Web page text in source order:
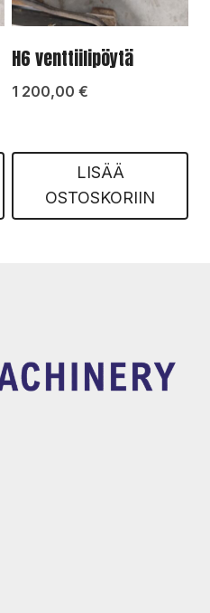
H6 venttiilipöytä
1 200,00 €
LISÄÄ
OSTOSKORIIN